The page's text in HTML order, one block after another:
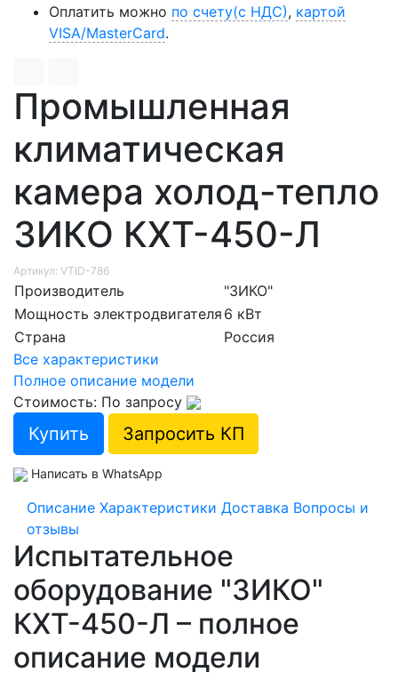
Оплатить можно по счету(с НДС), картой
VISA/MasterCard.
Промышленная
климатическая
камера холод-тепло
ЗИКО КХТ-450-Л
Артикул: VTID-786
Производитель
"ЗИКО"
Мощность электродвигателя 6 кВт
Страна
Россия
Все характеристики
Полное описание модели
Стоимость: По запросу
Купить Запросить КП
Написать в WhatsApp
Описание Характеристики Доставка Вопросы и
отзывы
Испытательное
оборудование "ЗИКО"
КХТ-450-Л – полное
описание модели